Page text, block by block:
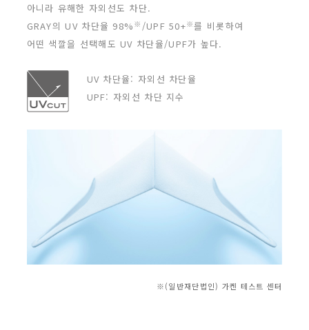
아니라 유해한 자외선도 차단.
GRAY의 UV 차단율 98% ※ /UPF 50+※를 비롯하여
어떤 색깔을 선택해도 UV 차단율/UPF가 높다.
UV 차단율: 자외선 차단율
UPF: 자외선 차단 지수
※(일반재단법인) 가켄 테스트 센터